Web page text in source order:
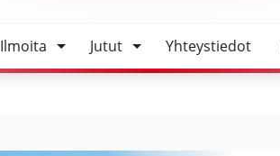
Ilmoita Jutut Yhteystiedot